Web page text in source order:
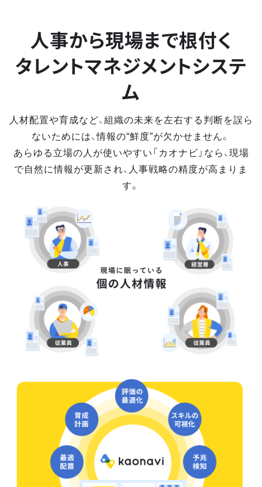
人事から現場まで根付く
タレントマネジメントシステ
ム
人材配置や育成など、組織の未来を左右する判断を誤ら
ないためには、情報の“鮮度”が欠かせません。
あらゆる立場の人が使いやすい「カオナビ」なら、現場
で自然に情報が更新され、人事戦略の精度が高まりま
す。